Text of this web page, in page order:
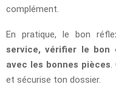
complément.
En pratique, le bon
service, vérifier le bon
avec les bonnes pièces
et sécurise ton dossier.